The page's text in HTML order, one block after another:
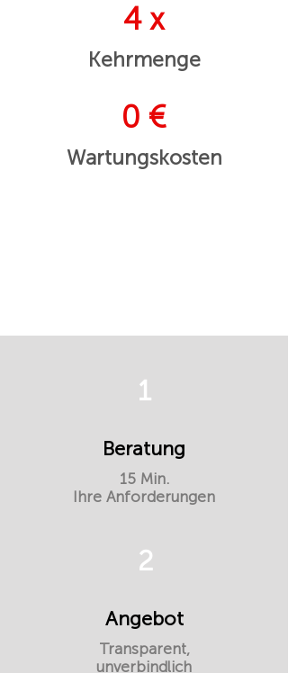
4 x
Kehrmenge
0 €
Wartungskosten
1
Beratung
15 Min.
Ihre Anforderungen
2
Angebot
Transparent,
unverbindlich